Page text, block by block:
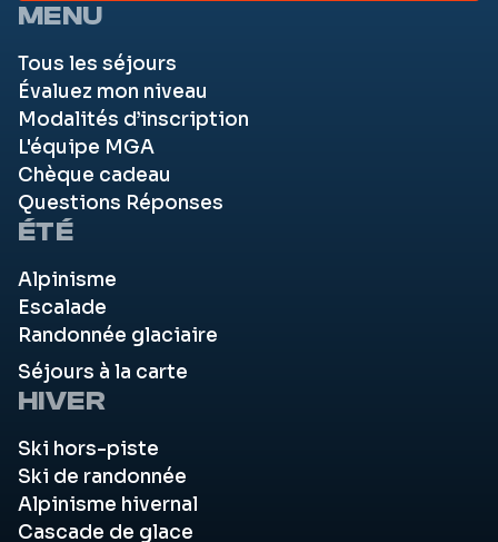
MENU
Tous les séjours
Évaluez mon niveau
Modalités d’inscription
L'équipe MGA
Chèque cadeau
Questions Réponses
ÉTÉ
Alpinisme
Escalade
Randonnée glaciaire
Séjours à la carte
HIVER
Ski hors-piste
Ski de randonnée
Alpinisme hivernal
Cascade de glace